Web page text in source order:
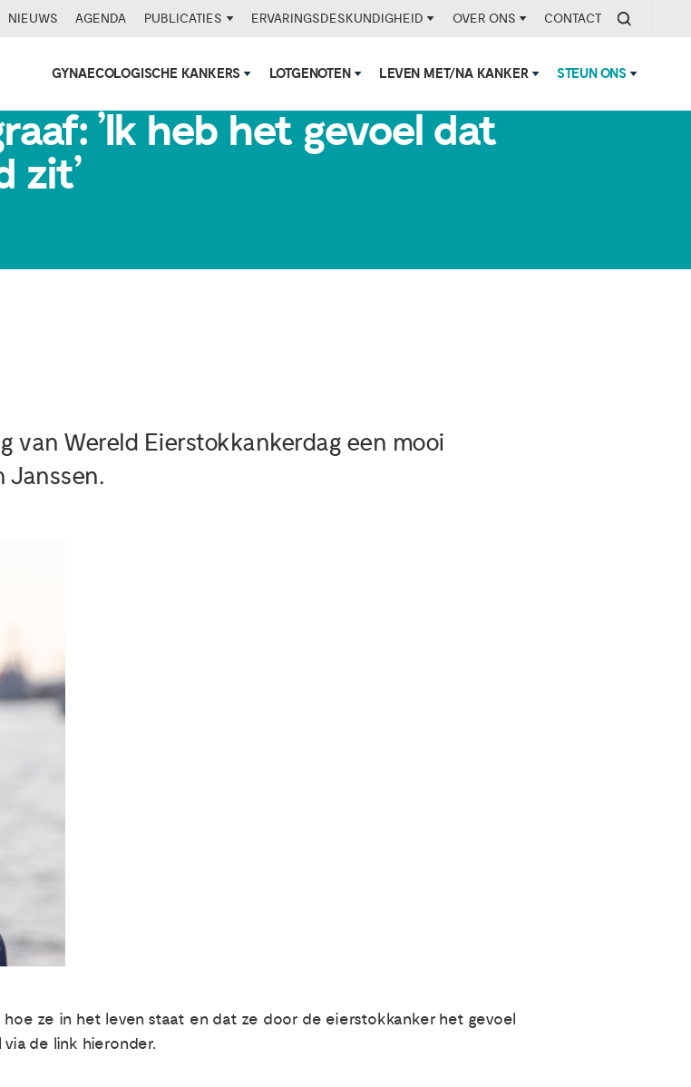
NIEUWS AGENDA PUBLICATIES ERVARINGSDESKUNDIGHEID OVER ONS CONTACT
GYNAECOLOGISCHE KANKERS LOTGENOTEN LEVEN MET/NA KANKER STEUN ONS
’Ik heb het gevoel dat
zit’
van Wereld Eierstokkankerdag een mooi
Janssen.
ze in het leven staat en dat ze door de eierstokkanker het gevoel
de link hieronder.